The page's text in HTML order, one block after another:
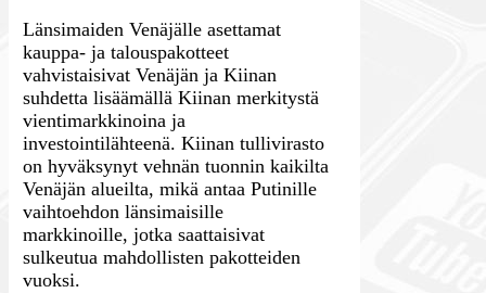
Länsimaiden Venäjälle asettamat
kauppa- ja talouspakotteet
vahvistaisivat Venäjän ja Kiinan
suhdetta lisäämällä Kiinan merkitystä
vientimarkkinoina ja
investointilähteenä. Kiinan tullivirasto
on hyväksynyt vehnän tuonnin kaikilta
Venäjän alueilta, mikä antaa Putinille
vaihtoehdon länsimaisille
markkinoille, jotka saattaisivat
sulkeutua mahdollisten pakotteiden
vuoksi.